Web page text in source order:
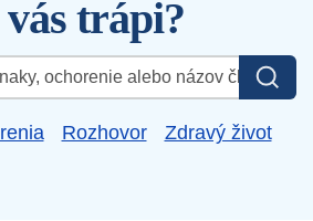
trápi?
Rozhovor Zdravý život